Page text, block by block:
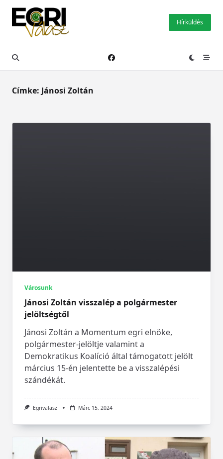
Skip
content
Hírküldés
Címke: Jánosi Zoltán
Városunk
Jánosi Zoltán visszalép a polgármester
jelöltségtől
Jánosi Zoltán a Momentum egri elnöke,
polgármester-jelöltje valamint a
Demokratikus Koalíció által támogatott jelölt
március 15-én jelentette be a visszalépési
szándékát.
Egrivalasz Márc 15, 2024